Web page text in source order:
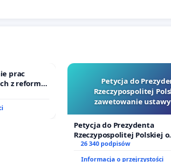
prac
z reformą
Petycja do
Rzeczypospolitej
zawetowanie
Petycja do Prezydenta
Rzeczypospolitej Polskiej o
zawetowanie ustawy „Lex
26 340 podpisów
Informacja o przejrzystości